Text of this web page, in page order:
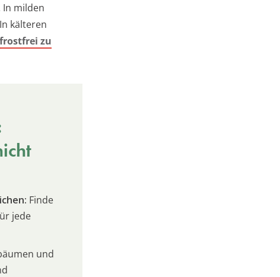
milden
kälteren
frostfrei zu
Finde
jede
und